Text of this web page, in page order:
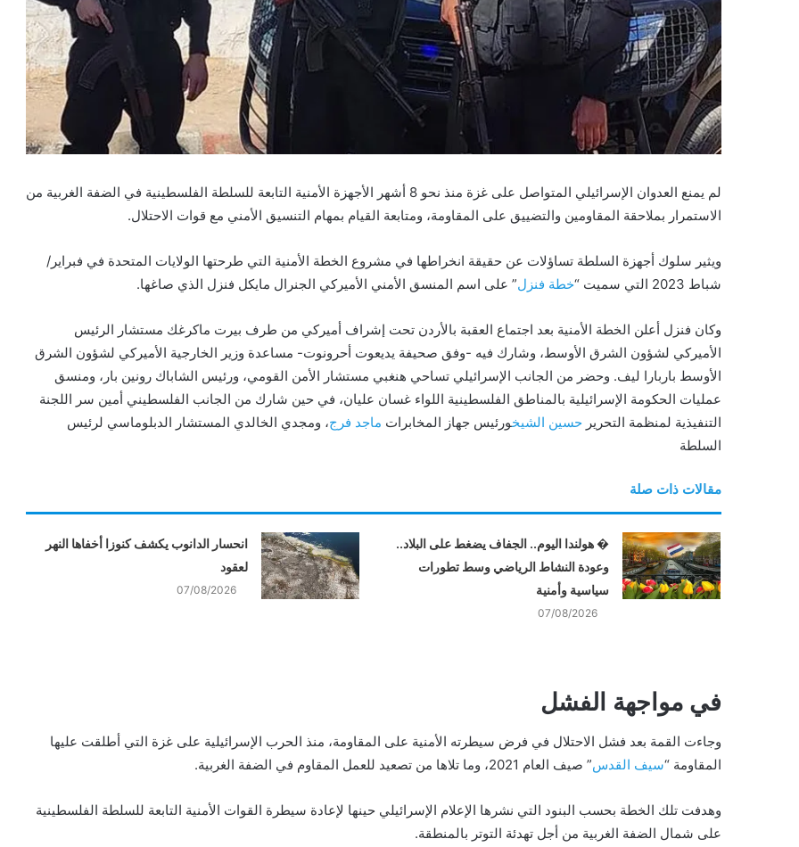
ا
لم يمنع العدوان الإسرائيلي المتواصل على غزة منذ نحو 8 أشهر الأجهزة الأمنية التابعة للسلطة الفلسطينية في الضفة الغربية من
الاستمرار بملاحقة المقاومين والتضييق على المقاومة، ومتابعة القيام بمهام التنسيق الأمني مع قوات الاحتلال.
ويثير سلوك أجهزة السلطة تساؤلات عن حقيقة انخراطها في مشروع الخطة الأمنية التي طرحتها الولايات المتحدة في فبراير/
شباط 2023 التي سميت “
خطة فنزل” على اسم المنسق الأمني الأميركي الجنرال مايكل فنزل الذي صاغها.
وكان فنزل أعلن الخطة الأمنية بعد اجتماع العقبة بالأردن تحت إشراف أميركي من طرف بيرت ماكرغك مستشار الرئيس
الأميركي لشؤون الشرق الأوسط، وشارك فيه -وفق صحيفة يديعوت أحرونوت- مساعدة وزير الخارجية الأميركي لشؤون الشرق
الأوسط باربارا ليف. وحضر من الجانب الإسرائيلي تساحي هنغبي مستشار الأمن القومي، ورئيس الشاباك رونين بار، ومنسق
عمليات الحكومة الإسرائيلية بالمناطق الفلسطينية اللواء غسان عليان، في حين شارك من الجانب الفلسطيني أمين سر اللجنة
التنفيذية لمنظمة التحرير حسين الشيخورئيس جهاز المخابرات ماجد فرج، ومجدي الخالدي المستشار الدبلوماسي لرئيس
السلطة
مقالات ذات صلة
� هولندا اليوم.. الجفاف يضغط على البلاد..
وعودة النشاط الرياضي وسط تطورات
سياسية وأمنية
07/08/2026
انحسار الدانوب يكشف كنوزا أخفاها النهر
لعقود
07/08/2026
في مواجهة الفشل
وجاءت القمة بعد فشل الاحتلال في فرض سيطرته الأمنية على المقاومة، منذ الحرب الإسرائيلية على غزة التي أطلقت عليها
المقاومة “سيف القدس” صيف العام 2021، وما تلاها من تصعيد للعمل المقاوم في الضفة الغربية.
وهدفت تلك الخطة بحسب البنود التي نشرها الإعلام الإسرائيلي حينها لإعادة سيطرة القوات الأمنية التابعة للسلطة الفلسطينية
على شمال الضفة الغربية من أجل تهدئة التوتر بالمنطقة.